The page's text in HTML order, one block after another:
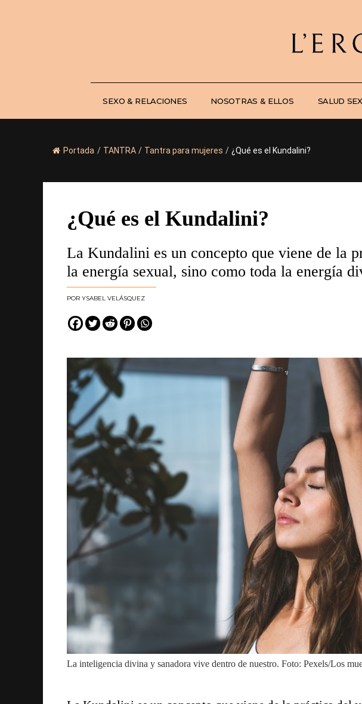
SEXO & RELACIONES NOSOTRAS & ELLOS SALUD
Portada / TANTRA / Tantra para mujeres / ¿Qué es el Kundalini?
¿Qué es el Kundalini?
La Kundalini es un concepto que viene de la
la energía sexual, sino como toda la energía
YSABEL VELÁSQUEZ
La inteligencia divina y sanadora vive dentro de nuestro. Foto: Pexels/Los